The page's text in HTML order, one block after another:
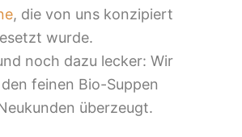
, die von uns konzipiert
wurde.
noch dazu lecker: Wir
feinen Bio-Suppen
überzeugt.